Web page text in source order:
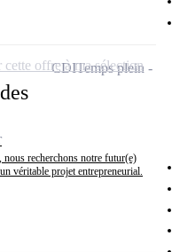
nous recherchons notre futur(e)
véritable projet entrepreneurial.
CDITemps plein
cette offre à ma sélection